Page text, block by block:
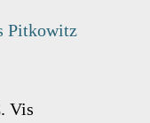
Pitkowitz
Vis